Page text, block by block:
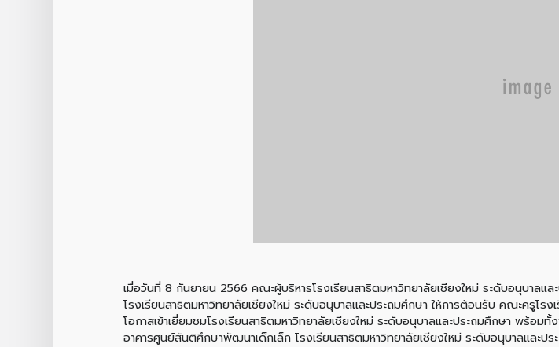
เมื่อวันที่ 8 กันยายน 2566 คณะผู้บริหารโรงเรียนสาธิตมหาวิทยาลัยเชียงใหม่ ระดับอนุบาล
โรงเรียนสาธิตมหาวิทยาลัยเชียงใหม่ ระดับอนุบาลและประถมศึกษา ให้การต้อนรับ คณะครูโร
โอกาสเข้าเยี่ยมชมโรงเรียนสาธิตมหาวิทยาลัยเชียงใหม่ ระดับอนุบาลและประถมศึกษา พร้
อาคารศูนย์สันติศึกษาพัฒนาเด็กเล็ก โรงเรียนสาธิตมหาวิทยาลัยเชียงใหม่ ระดับอนุบาลและปร